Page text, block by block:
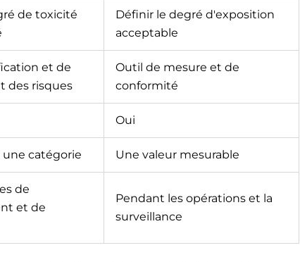
de toxicité
Définir le degré d'exposition
acceptable
et de
des risques
Outil de mesure et de
conformité
Oui
catégorie Une valeur mesurable
de
et de
Pendant les opérations et la
surveillance